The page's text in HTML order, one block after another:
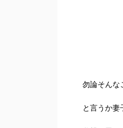
勿論そんな
と言うか